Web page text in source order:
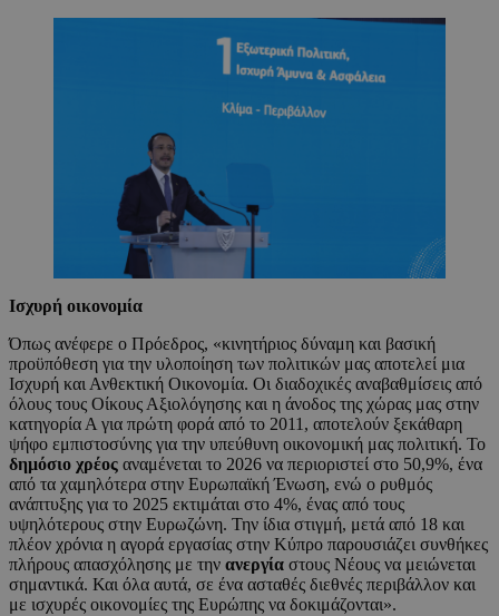
Ισχυρή οικονομία
Όπως ανέφερε ο Πρόεδρος, «κινητήριος δύναμη και βασική
προϋπόθεση για την υλοποίηση των πολιτικών μας αποτελεί μια
Ισχυρή και Ανθεκτική Οικονομία. Οι διαδοχικές αναβαθμίσεις από
όλους τους Οίκους Αξιολόγησης και η άνοδος της χώρας μας στην
κατηγορία Α για πρώτη φορά από το 2011, αποτελούν ξεκάθαρη
ψήφο εμπιστοσύνης για την υπεύθυνη οικονομική μας πολιτική. Το
δημόσιο χρέος αναμένεται το 2026 να περιοριστεί στο 50,9%, ένα
από τα χαμηλότερα στην Ευρωπαϊκή Ένωση, ενώ ο ρυθμός
ανάπτυξης για το 2025 εκτιμάται στο 4%, ένας από τους
υψηλότερους στην Ευρωζώνη. Την ίδια στιγμή, μετά από 18 και
πλέον χρόνια η αγορά εργασίας στην Κύπρο παρουσιάζει συνθήκες
πλήρους απασχόλησης με την ανεργία στους Νέους να μειώνεται
σημαντικά. Και όλα αυτά, σε ένα ασταθές διεθνές περιβάλλον και
με ισχυρές οικονομίες της Ευρώπης να δοκιμάζονται».